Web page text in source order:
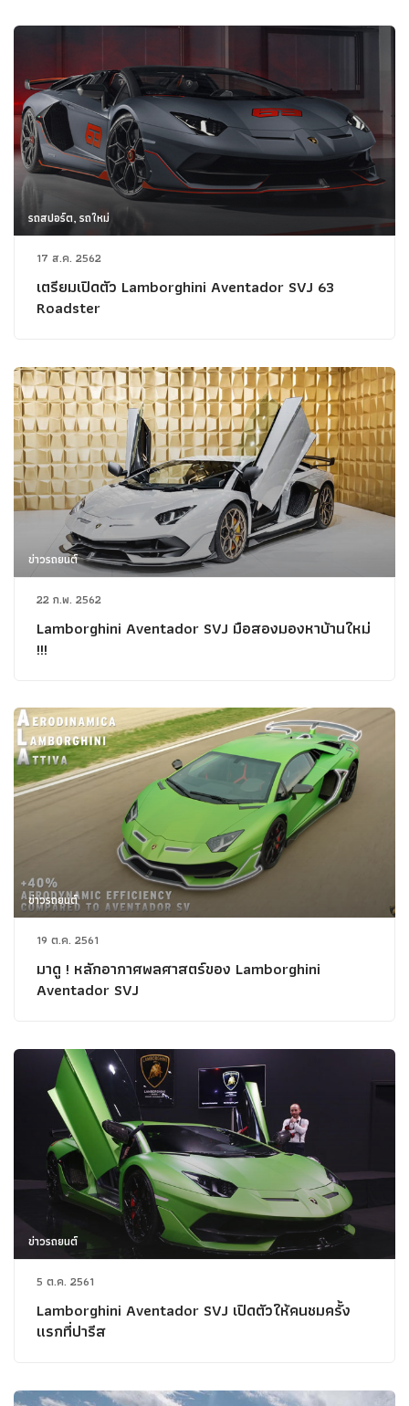
รถสปอร์ต, รถใหม่
17 ส.ค. 2562
เตรียมเปิดตัว Lamborghini Aventador SVJ 63
Roadster
ข่าวรถยนต์
22 ก.พ. 2562
Lamborghini Aventador SVJ มือสองมองหาบ้านใหม่
!!!
ข่าวรถยนต์
19 ต.ค. 2561
มาดู ! หลักอากาศพลศาสตร์ของ Lamborghini
Aventador SVJ
ข่าวรถยนต์
5 ต.ค. 2561
Lamborghini Aventador SVJ เปิดตัวให้คนชมครั้ง
แรกที่ปารีส